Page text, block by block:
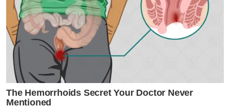
The Hemorrhoids Secret Your Doctor Never
Mentioned